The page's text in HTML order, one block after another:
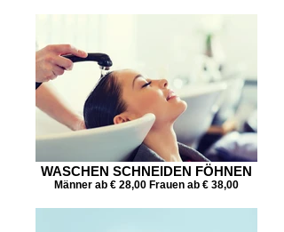
WASCHEN SCHNEIDEN FÖHNEN
Männer ab € 28,00 Frauen ab € 38,00